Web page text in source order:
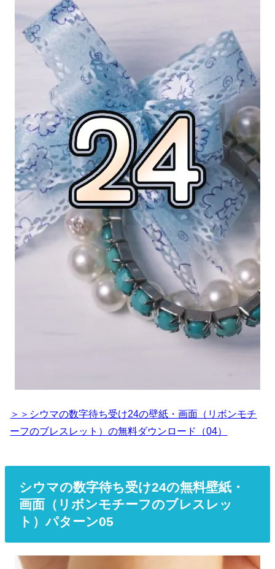
＞＞シウマの数字待ち受け24の壁紙・画面（リボンモチ
ーフのブレスレット）の無料ダウンロード（04）
シウマの数字待ち受け24の無料壁紙・
画面（リボンモチーフのブレスレッ
ト）パターン05